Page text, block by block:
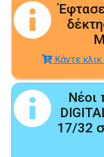
Κάντε κλικ
Νέοι
17/32